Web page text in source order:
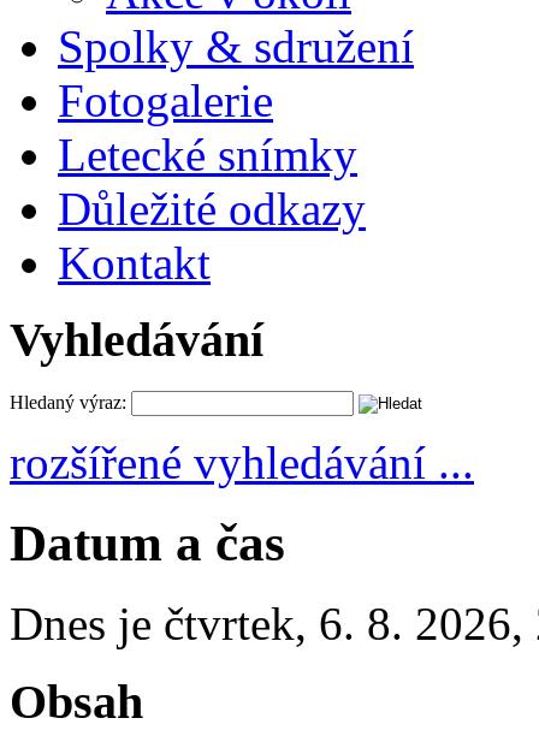
Spolky & sdružení
Fotogalerie
Letecké snímky
Důležité odkazy
Kontakt
Vyhledávání
Hledaný výraz:
rozšířené vyhledávání ...
Datum a čas
Dnes je čtvrtek, 6. 8. 2026,
Obsah